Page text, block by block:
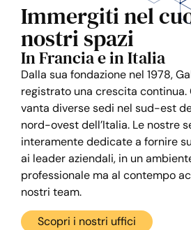
Immergiti nel
nostri spazi
In Francia e in Italia
Dalla sua fondazione nel 1978,
registrato una crescita continua.
vanta diverse sedi nel sud-est
nord-ovest dell’Italia. Le nostre
interamente dedicate a fornire
ai leader aziendali, in un
professionale ma al contempo
nostri team.
Scopri i nostri uffici